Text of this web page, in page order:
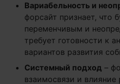
Вариабельность и
форсайт признает, что
переменчивым и
требует готовности к
вариантов развития
Системный подход –
взаимосвязи и